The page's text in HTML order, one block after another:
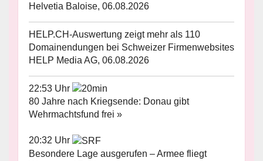
Helvetia Baloise, 06.08.2026
HELP.CH-Auswertung zeigt mehr als 110
Domainendungen bei Schweizer Firmenwebsites
HELP Media AG, 06.08.2026
22:53 Uhr
80 Jahre nach Kriegsende: Donau gibt
Wehrmachtsfund frei »
20:32 Uhr
Besondere Lage ausgerufen – Armee fliegt